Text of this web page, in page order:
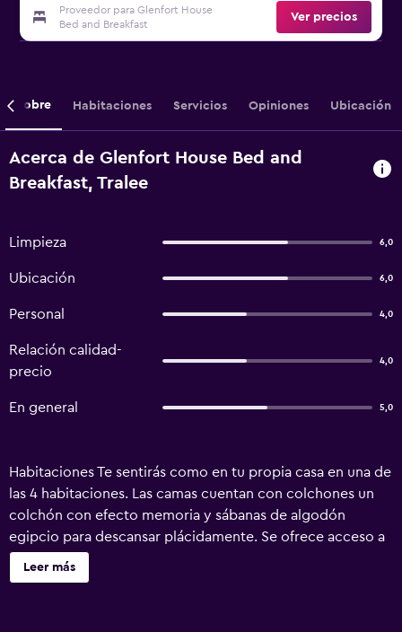
Proveedor para Glenfort House
Bed and Breakfast
Ver precios
Sobre Habitaciones Servicios Opiniones Ubicación
Acerca de Glenfort House Bed and
Breakfast, Tralee
Limpieza 6,0
Ubicación 6,0
Personal 4,0
Relación calidad-
precio
4,0
En general 5,0
Habitaciones Te sentirás como en tu propia casa en una de
las 4 habitaciones. Las camas cuentan con colchones un
colchón con efecto memoria y sábanas de algodón
egipcio para descansar plácidamente. Se ofrece acceso a
internet gratis por cable y wifi. Las comodidades incluyen
escritorio y tetera/pava eléctrica, además de un servicio
Leer más